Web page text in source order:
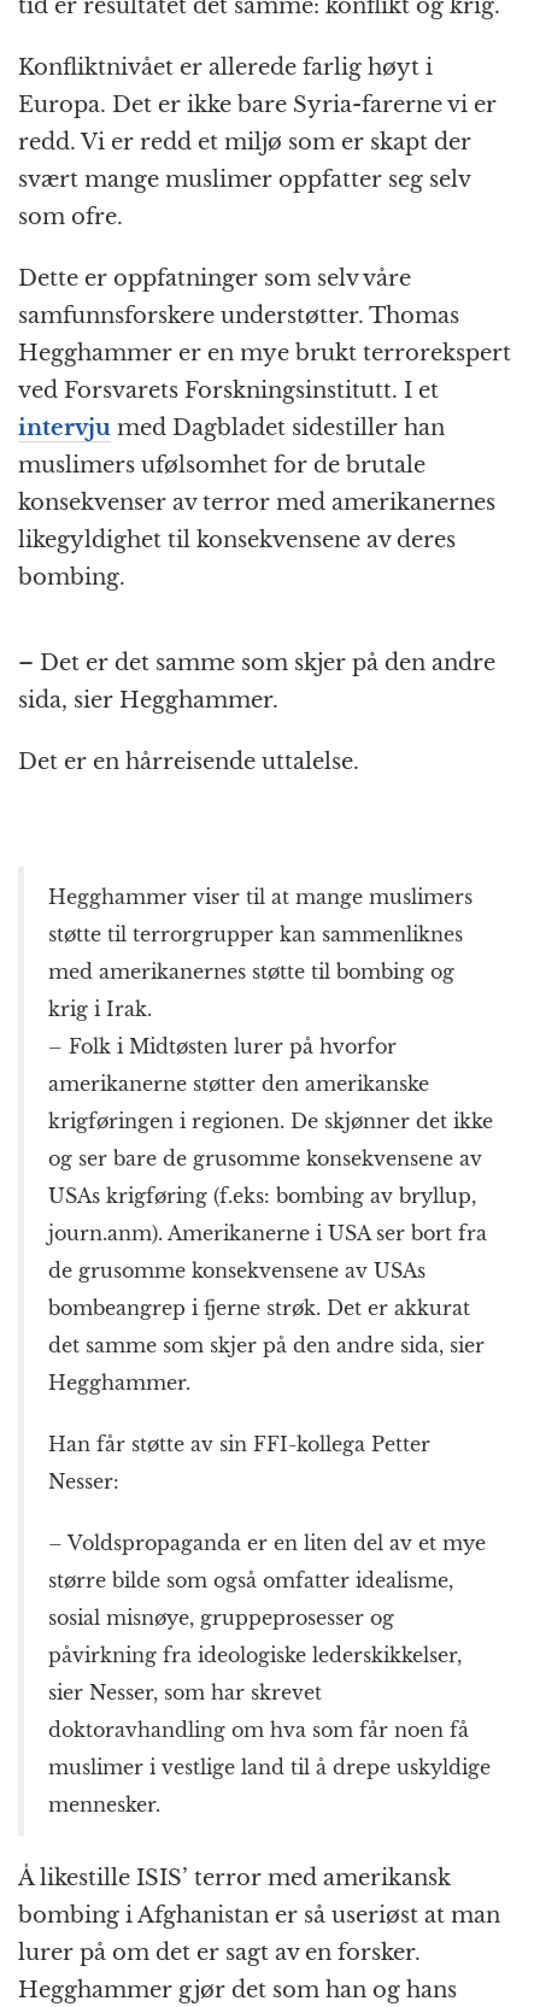
tid er resultatet det samme: konflikt og krig.
Konfliktnivået er allerede farlig høyt i
Europa. Det er ikke bare Syria-farerne vi er
redd. Vi er redd et miljø som er skapt der
svært mange muslimer oppfatter seg selv
som ofre.
Dette er oppfatninger som selv våre
samfunnsforskere understøtter. Thomas
Hegghammer er en mye brukt terrorekspert
ved Forsvarets Forskningsinstitutt. I et
intervju med Dagbladet sidestiller han
muslimers ufølsomhet for de brutale
konsekvenser av terror med amerikanernes
likegyldighet til konsekvensene av deres
bombing.
– Det er det samme som skjer på den andre
sida, sier Hegghammer.
Det er en hårreisende uttalelse.
Hegghammer viser til at mange muslimers
støtte til terrorgrupper kan sammenliknes
med amerikanernes støtte til bombing og
krig i Irak.
– Folk i Midtøsten lurer på hvorfor
amerikanerne støtter den amerikanske
krigføringen i regionen. De skjønner det ikke
og ser bare de grusomme konsekvensene av
USAs krigføring (f.eks: bombing av bryllup,
journ.anm). Amerikanerne i USA ser bort fra
de grusomme konsekvensene av USAs
bombeangrep i fjerne strøk. Det er akkurat
det samme som skjer på den andre sida, sier
Hegghammer.
Han får støtte av sin FFI-kollega Petter
Nesser:
– Voldspropaganda er en liten del av et mye
større bilde som også omfatter idealisme,
sosial misnøye, gruppeprosesser og
påvirkning fra ideologiske lederskikkelser,
sier Nesser, som har skrevet
doktoravhandling om hva som får noen få
muslimer i vestlige land til å drepe uskyldige
mennesker.
Å likestille ISIS’ terror med amerikansk
bombing i Afghanistan er så useriøst at man
lurer på om det er sagt av en forsker.
Hegghammer gjør det som han og hans